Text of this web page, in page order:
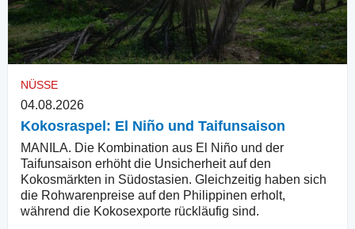
NÜSSE
04.08.2026
Kokosraspel: El Niño und Taifunsaison
MANILA. Die Kombination aus El Niño und der
Taifunsaison erhöht die Unsicherheit auf den
Kokosmärkten in Südostasien. Gleichzeitig haben sich
die Rohwarenpreise auf den Philippinen erholt,
während die Kokosexporte rückläufig sind.